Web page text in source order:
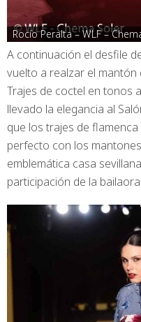
Rocío Peralta – WLF –
A continuación el desfile
vuelto a realzar el mantón
Trajes de coctel en tonos
llevado la elegancia al
que los trajes de
perfecto con los
emblemática casa
participación de la